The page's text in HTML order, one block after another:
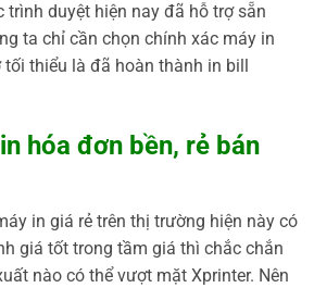
trình duyệt hiện nay đã hỗ trợ sẵn
ta chỉ cần chọn chính xác máy in
thiểu là đã hoàn thành in bill
hóa đơn bền, rẻ bán
in giá rẻ trên thị trường hiện này có
giá tốt trong tầm giá thì chắc chắn
nào có thể vượt mặt Xprinter. Nên